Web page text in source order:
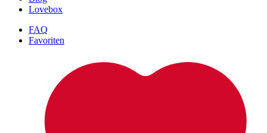
Lovebox
FAQ
Favoriten